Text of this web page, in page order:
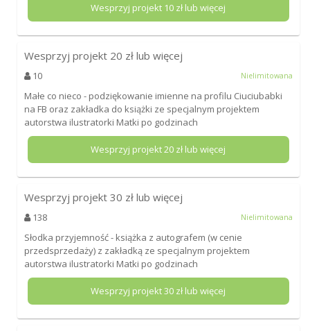
Wesprzyj projekt 10 zł lub więcej
Wesprzyj projekt 20 zł lub więcej
10 Nielimitowana
Małe co nieco - podziękowanie imienne na profilu Ciuciubabki
na FB oraz zakładka do książki ze specjalnym projektem
autorstwa ilustratorki Matki po godzinach
Wesprzyj projekt20 zł lub więcej
Wesprzyj projekt 30 zł lub więcej
138 Nielimitowana
Słodka przyjemność - książka z autografem (w cenie
przedsprzedaży) z zakładką ze specjalnym projektem
autorstwa ilustratorki Matki po godzinach
Wesprzyj projekt30 zł lub więcej